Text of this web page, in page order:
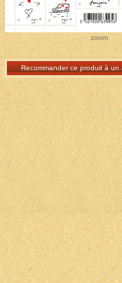
zoom
Recommander ce produit à un